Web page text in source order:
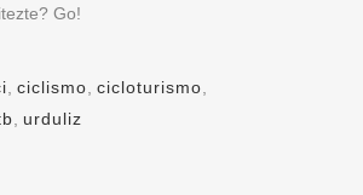
Go!
, ciclismo, cicloturismo,
, urduliz